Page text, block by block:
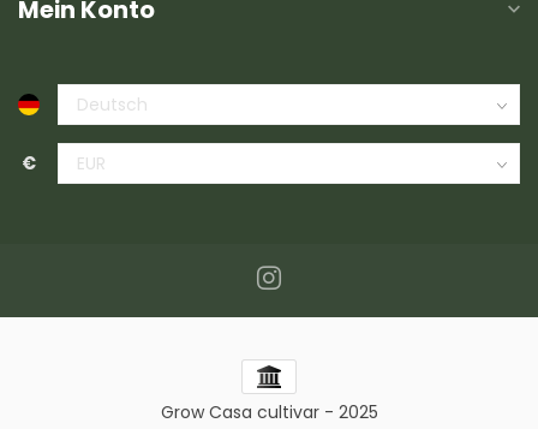
Mein Konto
€
Grow Casa cultivar - 2025